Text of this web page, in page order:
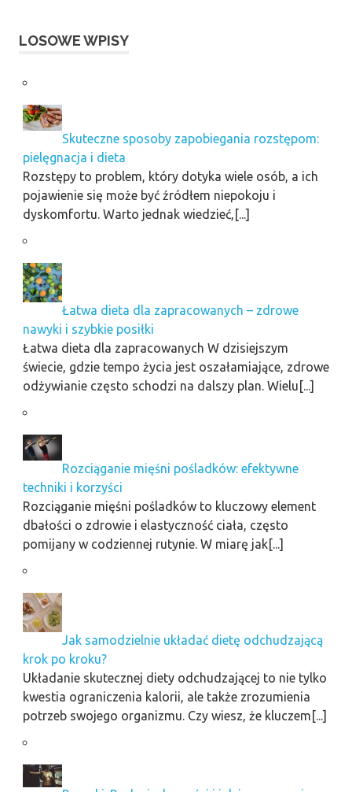
LOSOWE WPISY
Skuteczne sposoby zapobiegania rozstępom:
pielęgnacja i dieta
Rozstępy to problem, który dotyka wiele osób, a ich
pojawienie się może być źródłem niepokoju i
dyskomfortu. Warto jednak wiedzieć,[...]
Łatwa dieta dla zapracowanych – zdrowe
nawyki i szybkie posiłki
Łatwa dieta dla zapracowanych W dzisiejszym
świecie, gdzie tempo życia jest oszałamiające, zdrowe
odżywianie często schodzi na dalszy plan. Wielu[...]
Rozciąganie mięśni pośladków: efektywne
techniki i korzyści
Rozciąganie mięśni pośladków to kluczowy element
dbałości o zdrowie i elastyczność ciała, często
pomijany w codziennej rutynie. W miarę jak[...]
Jak samodzielnie układać dietę odchudzającą
krok po kroku?
Układanie skutecznej diety odchudzającej to nie tylko
kwestia ograniczenia kalorii, ale także zrozumienia
potrzeb swojego organizmu. Czy wiesz, że kluczem[...]